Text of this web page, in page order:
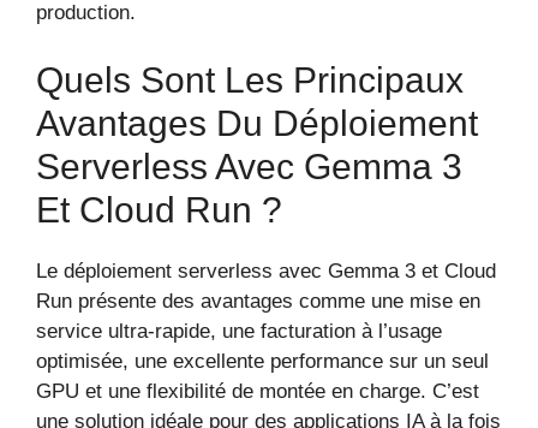
production.
Quels Sont Les Principaux
Avantages Du Déploiement
Serverless Avec Gemma 3
Et Cloud Run ?
Le déploiement serverless avec Gemma 3 et Cloud
Run présente des avantages comme une mise en
service ultra-rapide, une facturation à l’usage
optimisée, une excellente performance sur un seul
GPU et une flexibilité de montée en charge. C’est
une solution idéale pour des applications IA à la fois